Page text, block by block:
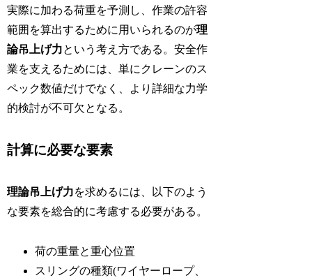
実際に加わる荷重を予測し、作業の許容
範囲を算出するために用いられるのが理
論吊上げ力という考え方である。安全作
業を支えるためには、単にクレーンのス
ペック数値だけでなく、より詳細な力学
的検討が不可欠となる。
計算に必要な要素
理論吊上げ力を求めるには、以下のよう
な要素を総合的に考慮する必要がある。
荷の重量と重心位置
スリングの種類(ワイヤーロープ、